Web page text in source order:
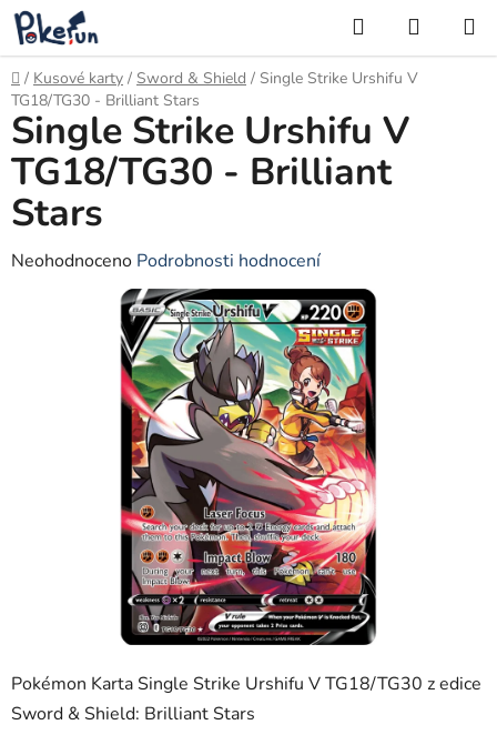
Přejít
na
obsah
Hledat
KOŠÍK
Domů
/ Kusové karty / Sword & Shield / Single Strike Urshifu V
TG18/TG30 - Brilliant Stars
Pokémon Karta Single Strike Urshifu V TG18/TG30 z edice
Sword & Shield: Brilliant Stars
Single Strike Urshifu V
TG18/TG30 - Brilliant
Stars
Průměrné
Neohodnoceno Podrobnosti hodnocení